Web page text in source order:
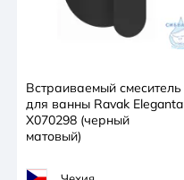
Встраиваемый смеситель
для ванны Ravak Eleganta
X070298 (черный
матовый)